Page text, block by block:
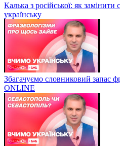
Калька з російської: як
українську
Збагачуємо словниковий запас
ONLINE